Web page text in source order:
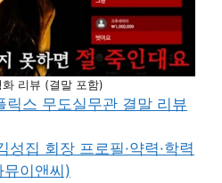
화 리뷰 (결말 포함)
스 무도실무관 결말 리뷰
성집 회장 프로필·약력·학력
뮤이앤씨)